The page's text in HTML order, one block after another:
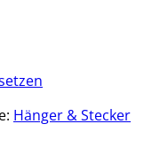
Hänger & Stecker